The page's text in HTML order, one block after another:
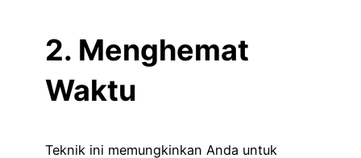
2. Menghemat
Waktu
Teknik ini memungkinkan Anda untuk